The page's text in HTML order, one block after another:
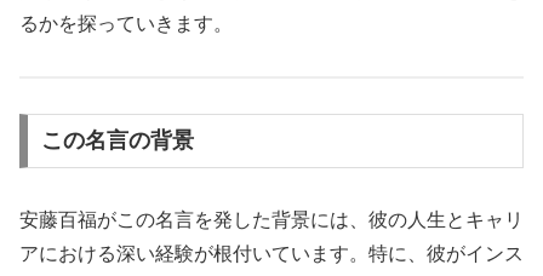
るかを探っていきます。
この名言の背景
安藤百福がこの名言を発した背景には、彼の人生とキャリ
アにおける深い経験が根付いています。特に、彼がインス